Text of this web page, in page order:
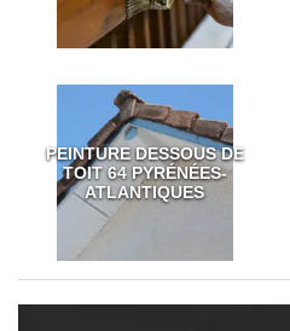
PEINTURE DESSOUS DE
TOIT 64 PYRÉNÉES-
ATLANTIQUES